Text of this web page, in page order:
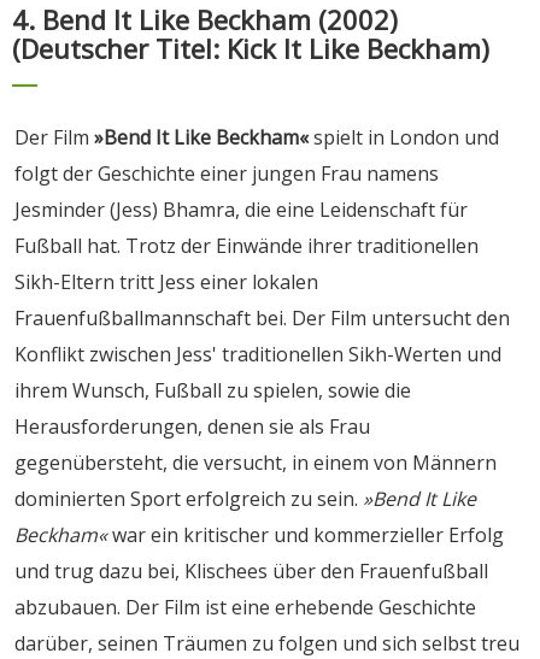
4. Bend It Like Beckham (2002)
(Deutscher Titel: Kick It Like Beckham)
Der Film »Bend It Like Beckham«spielt in London und
folgt der Geschichte einer jungen Frau namens
Jesminder (Jess) Bhamra, die eine Leidenschaft für
Fußball hat. Trotz der Einwände ihrer traditionellen
Sikh-Eltern tritt Jess einer lokalen
Frauenfußballmannschaft bei. Der Film untersucht den
Konflikt zwischen Jess' traditionellen Sikh-Werten und
ihrem Wunsch, Fußball zu spielen, sowie die
Herausforderungen, denen sie als Frau
gegenübersteht, die versucht, in einem von Männern
dominierten Sport erfolgreich zu sein. »Bend It Like
Beckham«war ein kritischer und kommerzieller Erfolg
und trug dazu bei, Klischees über den Frauenfußball
abzubauen. Der Film ist eine erhebende Geschichte
darüber, seinen Träumen zu folgen und sich selbst treu